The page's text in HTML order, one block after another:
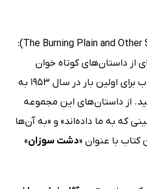
(The Burning Plain and Other Stories):
از داستان‌های کوتاه خوان
رولفو را در بر می‌گیرد. این کتاب برای اولین بار در سال 1953 به
از داستان‌های این مجموعه
که به ما داده‌اند» و «به آن‌ها
کتاب با عنوان «دشت سوزان»